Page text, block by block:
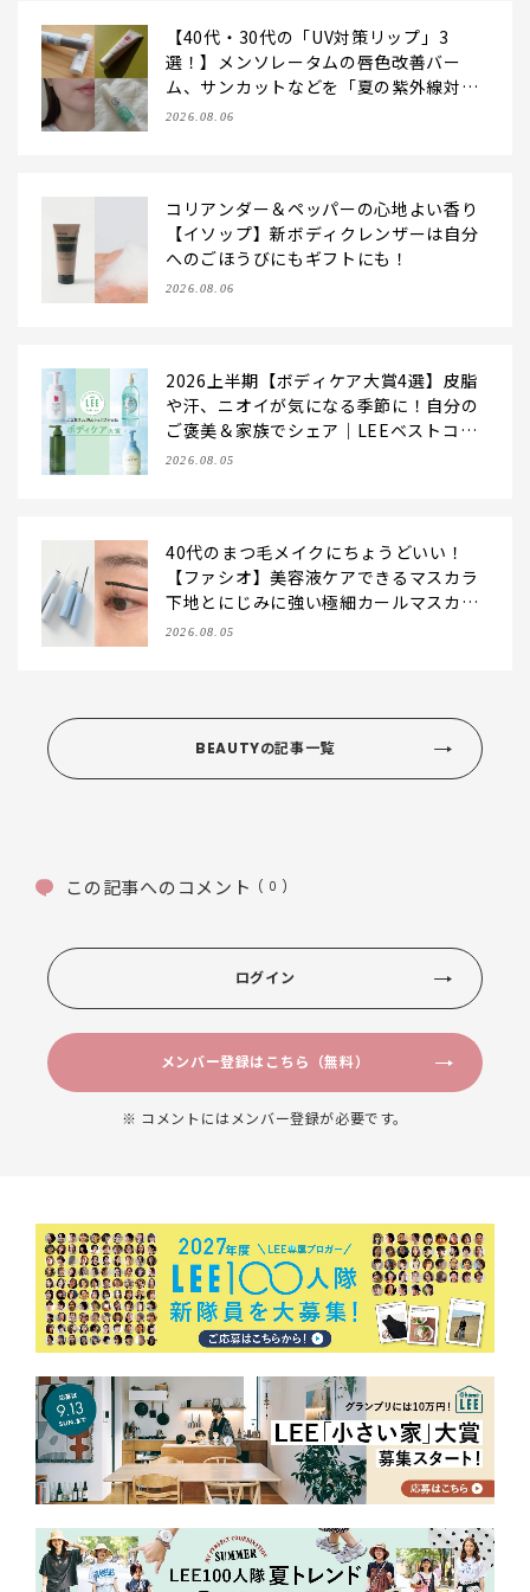
【40代・30代の「UV対策リップ」3
選！】メンソレータムの唇色改善バー
ム、サンカットなどを「夏の紫外線対
策」に愛用中です【LEE読者のイチ押し
2026.08.06
コリアンダー＆ペッパーの心地よい香り
【イソップ】新ボディクレンザーは自分
へのごほうびにもギフトにも！
2026.08.06
2026上半期【ボディケア大賞4選】皮脂
や汗、ニオイが気になる季節に！自分の
ご褒美＆家族でシェア｜LEEベストコス
メ
2026.08.05
40代のまつ毛メイクにちょうどいい！
【ファシオ】美容液ケアできるマスカラ
下地とにじみに強い極細カールマスカラ
をお試し
2026.08.05
BEAUTYの記事一覧
この記事へのコメント ( 0 )
ログイン
メンバー登録はこちら（無料）
※ コメントにはメンバー登録が必要です。